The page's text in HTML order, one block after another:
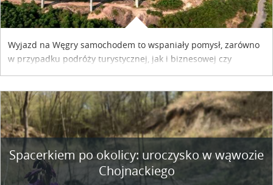
Wyjazd na Węgry samochodem to wspaniały pomysł, zarówno
w przypadku podróży turystycznej, jak i biznesowej czy
służbowej. Pamiętać tylko trzeba o wykupieniu winiety, co
współpracy reklamowej z Hungary Vignette.
Spacerkiem po okolicy: uroczysko w wąwozie
Chojnackiego